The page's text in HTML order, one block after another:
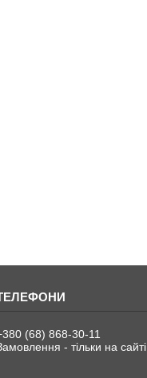
(68) 868-30-11
- тільки на сайті